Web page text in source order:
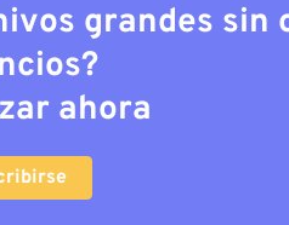
grandes sin
ahora